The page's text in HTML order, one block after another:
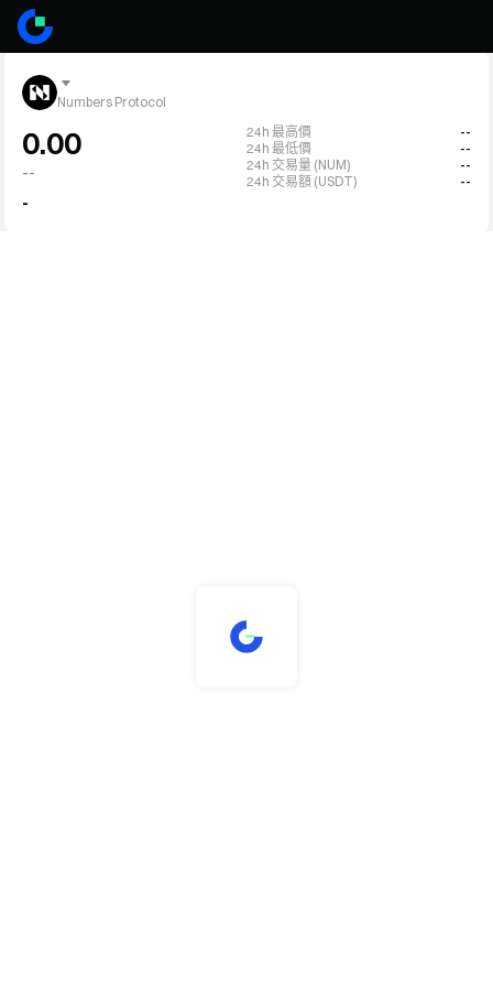
Numbers Protocol
0.00
--
-
24h 最高價
--
24h 最低價
--
24h 交易量 (NUM)
--
24h 交易額 (USDT)
--